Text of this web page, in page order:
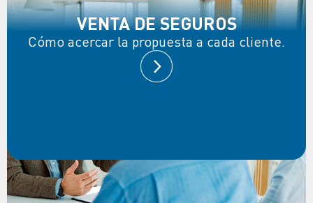
VENTA DE SEGUROS
Cómo acercar la propuesta a cada cliente.